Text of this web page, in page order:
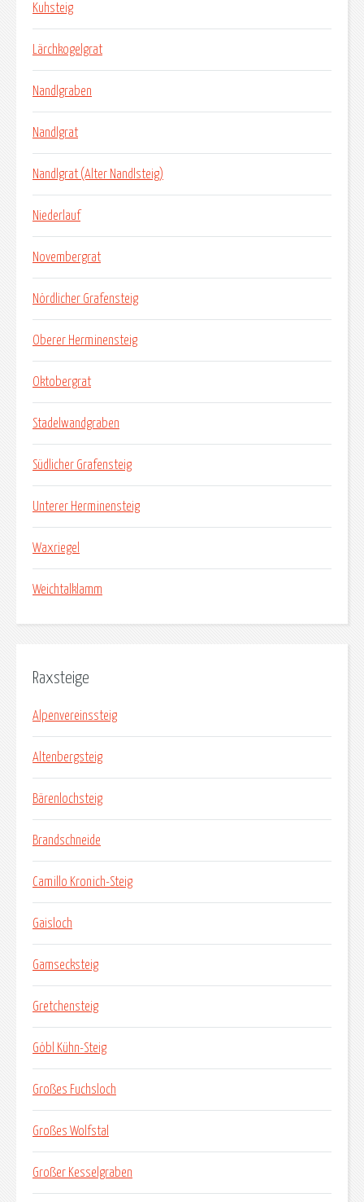
Kuhsteig
Lärchkogelgrat
Nandlgraben
Nandlgrat
Nandlgrat (Alter Nandlsteig)
Niederlauf
Novembergrat
Nördlicher Grafensteig
Oberer Herminensteig
Oktobergrat
Stadelwandgraben
Südlicher Grafensteig
Unterer Herminensteig
Waxriegel
Weichtalklamm
Raxsteige
Alpenvereinssteig
Altenbergsteig
Bärenlochsteig
Brandschneide
Camillo Kronich-Steig
Gaisloch
Gamsecksteig
Gretchensteig
Göbl Kühn-Steig
Großes Fuchsloch
Großes Wolfstal
Großer Kesselgraben